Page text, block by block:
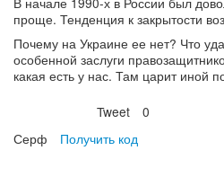
проще. Тенденция к закрытости
Почему на Украине ее нет? Что
особенной заслуги
какая есть у нас. Там царит иной
Tweet
0
Серф
Получить код